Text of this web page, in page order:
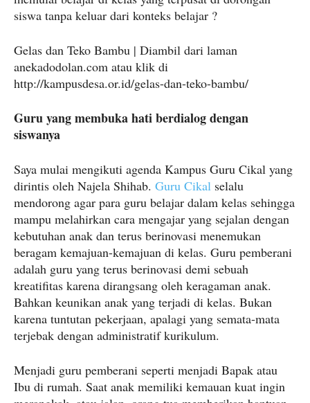
siswa tanpa keluar dari konteks belajar ?
Gelas dan Teko Bambu | Diambil dari laman
anekadodolan.com atau klik di
http://kampusdesa.or.id/gelas-dan-teko-bambu/
Guru yang membuka hati berdialog dengan
siswanya
Saya mulai mengikuti agenda Kampus Guru Cikal yang
dirintis oleh Najela Shihab. Guru Cikal selalu
mendorong agar para guru belajar dalam kelas sehingga
mampu melahirkan cara mengajar yang sejalan dengan
kebutuhan anak dan terus berinovasi menemukan
beragam kemajuan-kemajuan di kelas. Guru pemberani
adalah guru yang terus berinovasi demi sebuah
kreatifitas karena dirangsang oleh keragaman anak.
Bahkan keunikan anak yang terjadi di kelas. Bukan
karena tuntutan pekerjaan, apalagi yang semata-mata
terjebak dengan administratif kurikulum.
Menjadi guru pemberani seperti menjadi Bapak atau
Ibu di rumah. Saat anak memiliki kemauan kuat ingin